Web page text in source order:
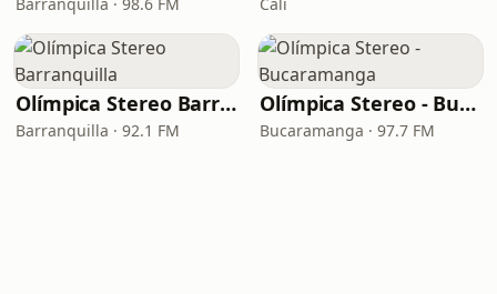
Olímpica Stereo Barranquilla
Barranquilla · 92.1 FM
Olímpica Stereo - Bucaramanga
Bucaramanga · 97.7 FM